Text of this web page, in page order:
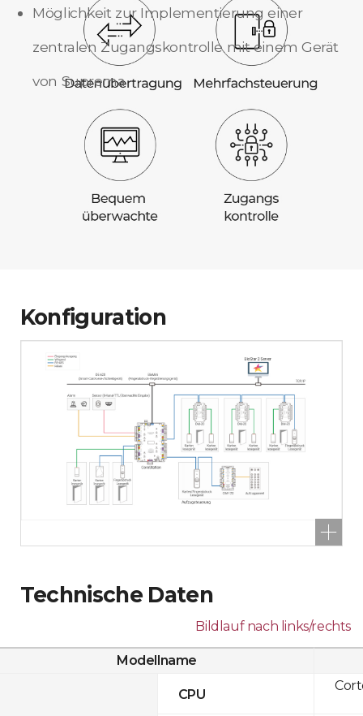
Möglichkeit zur Implementierung einer
zentralen Zugangskontrolle mit einem Gerät
von Suprema
Konfiguration
Technische Daten
Bildlauf nach links/rechts
Modellname
CPU